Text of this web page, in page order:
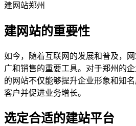
建网站郑州
建网站的重要性
如今，随着互联网的发展和普及，
广和销售的重要工具。对于郑州的
的网站不仅能够提升企业形象和知
客户并促进业务增长。
选定合适的建站平台